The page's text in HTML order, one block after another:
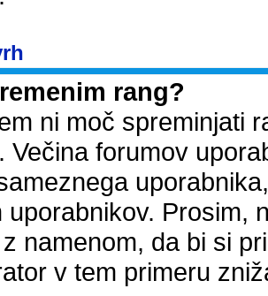
rang?
ni moč spreminjati
Večina forumov
uporabnikov. Prosim,
namenom, da bi si
v tem primeru